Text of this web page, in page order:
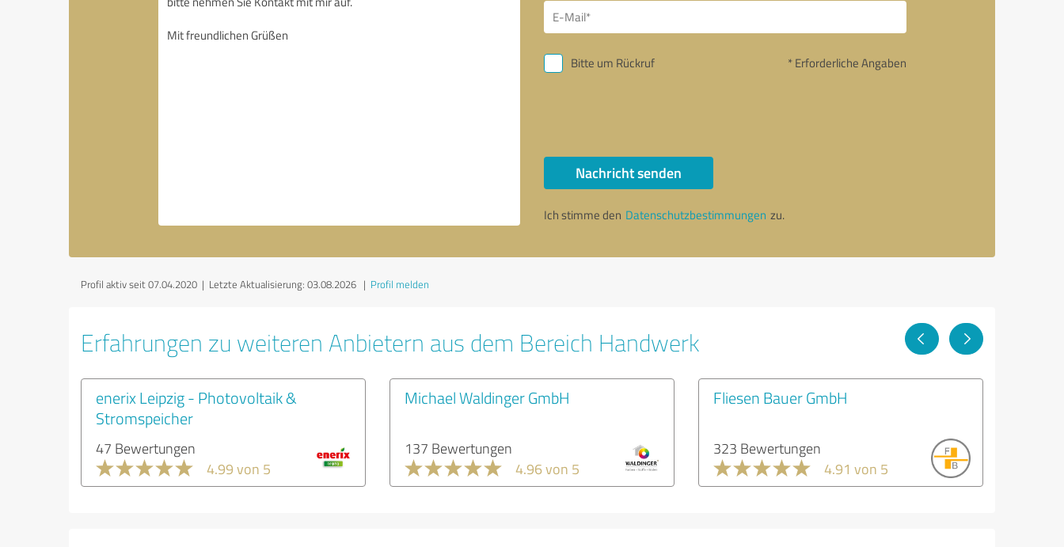
Bitte um Rückruf * Erforderliche Angaben
Nachricht senden
Ich stimme den Datenschutzbestimmungen zu.
Profil aktiv seit 07.04.2020 | Letzte Aktualisierung: 03.08.2026 | Profil melden
Erfahrungen zu weiteren Anbietern aus dem Bereich Handwerk
enerix Leipzig - Photovoltaik &
Stromspeicher
47 Bewertungen
4.99 von 5
Michael Waldinger GmbH
137 Bewertungen
4.96 von 5
Fliesen Bauer GmbH
323 Bewertungen
4.91 von 5